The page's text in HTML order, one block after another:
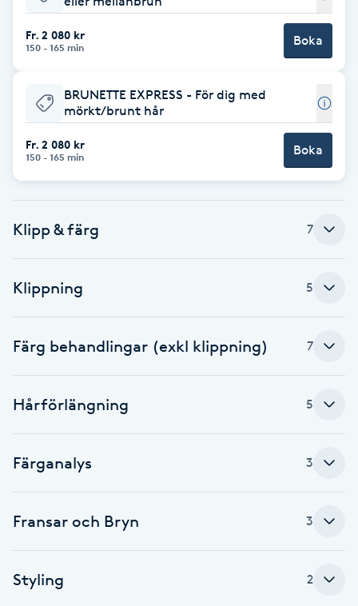
Babylights
Balayage
Bambumassage
Barber
Blowout
Bottenfärg
Brynfärgning
Brynplockning
Bröllopsuppsättning
C
Celluliter
Fr. 2 080 kr
150 - 165 min Boka
BRUNETTE EXPRESS - För dig med
mörkt/brunt hår
Fr. 2 080 kr
150 - 165 min Boka
Klipp & färg 7
Klippning 5
Färg behandlingar (exkl klippning) 7
Hårförlängning 5
Färganalys 3
Fransar och Bryn 3
Styling 2